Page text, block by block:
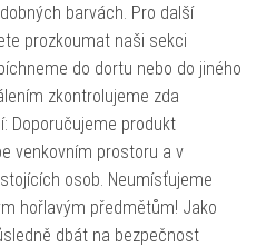
barvách. Pro další
prozkoumat naši sekci
do dortu nebo do jiného
zkontrolujeme zda
Doporučujeme produkt
venkovním prostoru a v
osob. Neumísťujeme
hořlavým předmětům! Jako
dbát na bezpečnost